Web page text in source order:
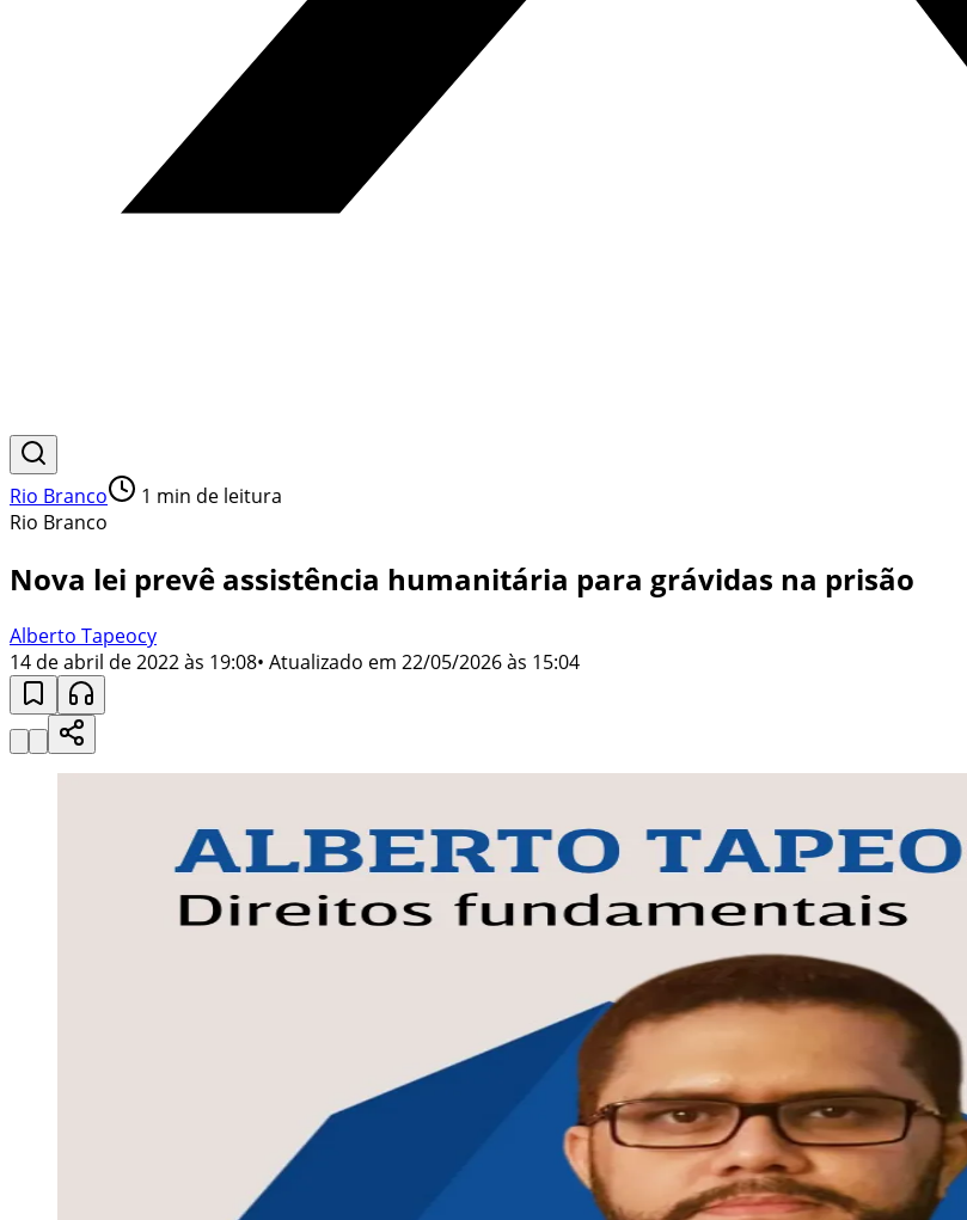
Rio Branco 1 min de leitura
Rio Branco
Nova lei prevê assistência humanitária para grávidas na prisão
Alberto Tapeocy
14 de abril de 2022 às 19:08• Atualizado em 22/05/2026 às 15:04